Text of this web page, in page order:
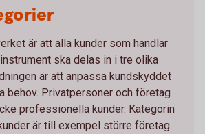
är att alla kunder som handlar
ska delas in i tre olika
är att anpassa kundskyddet
behov. Privatpersoner och företag
professionella kunder. Kategorin
är till exempel större företag